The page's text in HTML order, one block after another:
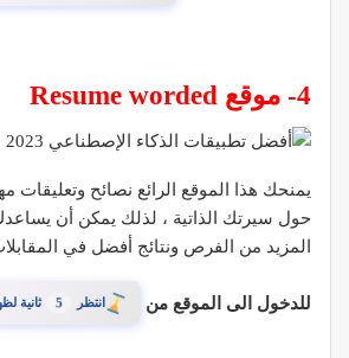
4- موقع Resume worded
يمنحك هذا الموقع الرائع نصائح وتعليقات
حول سيرتك الذاتية ، لذلك يمكن أن
المزيد من الفرص ونتائج أفضل في
للدخول الى الموقع من انتظر 4 ثانية